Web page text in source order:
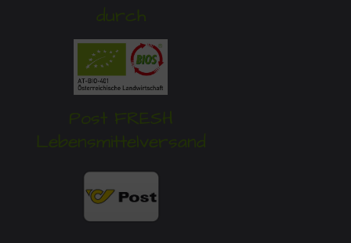
durch
Post FRESH
Lebensmittelversand